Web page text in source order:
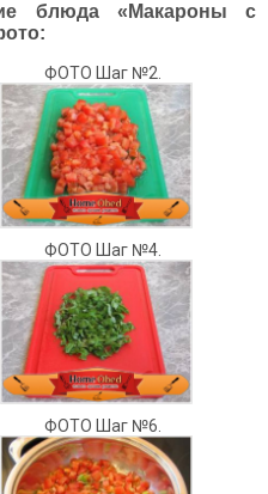
блюда «Макароны с
ФОТО Шаг №2.
ФОТО Шаг №4.
ФОТО Шаг №6.